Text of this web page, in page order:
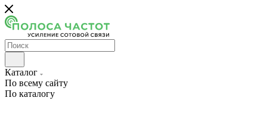
Каталог
По всему сайту
По каталогу